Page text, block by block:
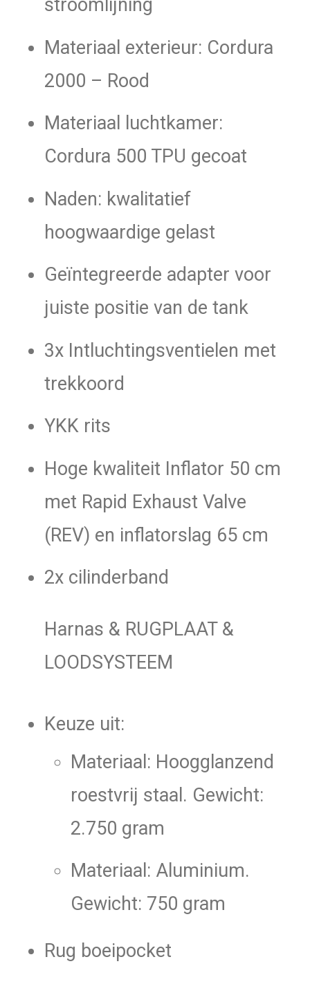
stroomlijning
Materiaal exterieur: Cordura
2000 – Rood
Materiaal luchtkamer:
Cordura 500 TPU gecoat
Naden: kwalitatief
hoogwaardige gelast
Geïntegreerde adapter voor
juiste positie van de tank
3x Intluchtingsventielen met
trekkoord
YKK rits
Hoge kwaliteit Inflator 50 cm
met Rapid Exhaust Valve
(REV) en inflatorslag 65 cm
2x cilinderband
Harnas & RUGPLAAT &
LOODSYSTEEM
Keuze uit:
Materiaal: Hoogglanzend
roestvrij staal. Gewicht:
2.750 gram
Materiaal: Aluminium.
Gewicht: 750 gram
Rug boeipocket